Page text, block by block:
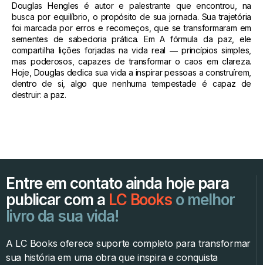
Douglas Hengles é autor e palestrante que encontrou, na
busca por equilíbrio, o propósito de sua jornada. Sua trajetória
foi marcada por erros e recomeços, que se transformaram em
sementes de sabedoria prática. Em A fórmula da paz, ele
compartilha lições forjadas na vida real ― princípios simples,
mas poderosos, capazes de transformar o caos em clareza.
Hoje, Douglas dedica sua vida a inspirar pessoas a construírem,
dentro de si, algo que nenhuma tempestade é capaz de
destruir: a paz.
Entre em contato ainda hoje para
publicar com a LC Books o melhor
livro da sua vida!
A LC Books oferece suporte completo para transformar
sua história em uma obra que inspira e conquista